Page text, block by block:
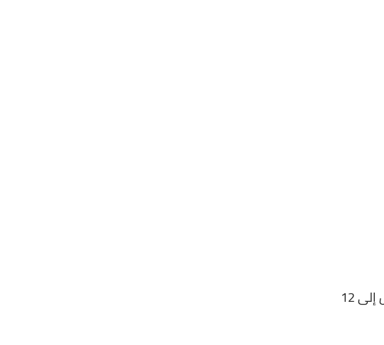
يأتي الهاتف بمعالج قوي يقدم أداءً سلسًا لتشغيل الألعاب والتطبيقات الثقيلة، مع ذاكرة RAM تصل إلى 12